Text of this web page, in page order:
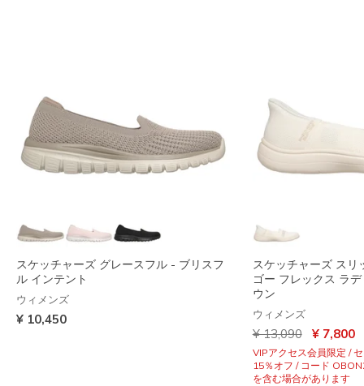
スケッチャーズ グレースフル - ブリスフ
ル インテント
ウィメンズ
¥ 10,450
スケッチャーズ スリ
ゴー フレックス ラ
ウン
ウィメンズ
からの値引き
¥ 13,090から
¥ 7,800
VIPアクセス会員限定 /
15％オフ / コード
を含む場合があります